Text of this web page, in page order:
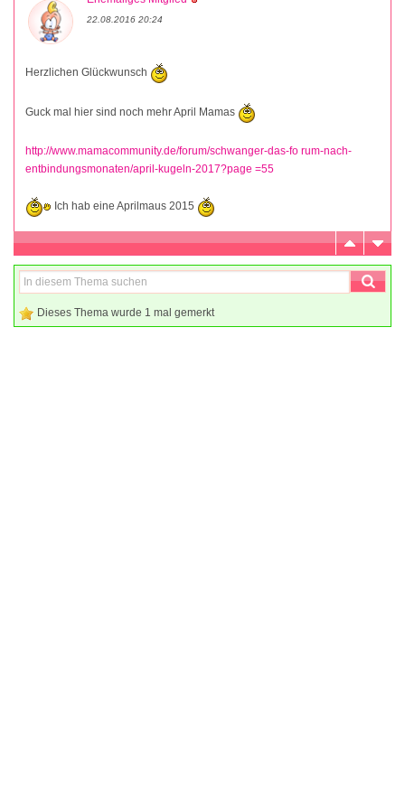
22.08.2016 20:24
Herzlichen Glückwunsch
Guck mal hier sind noch mehr April Mamas
http://www.mamacommunity.de/forum/schwanger-das-fo rum-nach-
entbindungsmonaten/april-kugeln-2017?page =55
Ich hab eine Aprilmaus 2015
Dieses Thema wurde 1 mal gemerkt